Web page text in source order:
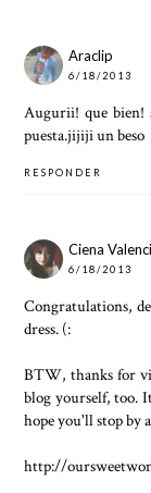
Araclip
6/18/2013
Augurii! que bien!
puesta.jijiji un beso
RESPONDER
Ciena
6/18/2013
Congratulations,
dress. (:
BTW, thanks for
blog yourself, too.
hope you'll stop by
http://